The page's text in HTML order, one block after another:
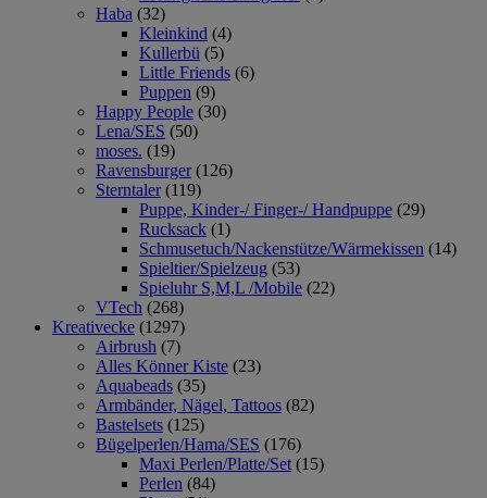
Haba (32)
Kleinkind (4)
Kullerbü (5)
Little Friends (6)
Puppen (9)
Happy People (30)
Lena/SES (50)
moses. (19)
Ravensburger (126)
Sterntaler (119)
Puppe, Kinder-/ Finger-/ Handpuppe (29)
Rucksack (1)
Schmusetuch/Nackenstütze/Wärmekissen (14)
Spieltier/Spielzeug (53)
Spieluhr S,M,L /Mobile (22)
VTech (268)
Kreativecke (1297)
Airbrush (7)
Alles Könner Kiste (23)
Aquabeads (35)
Armbänder, Nägel, Tattoos (82)
Bastelsets (125)
Bügelperlen/Hama/SES (176)
Maxi Perlen/Platte/Set (15)
Perlen (84)